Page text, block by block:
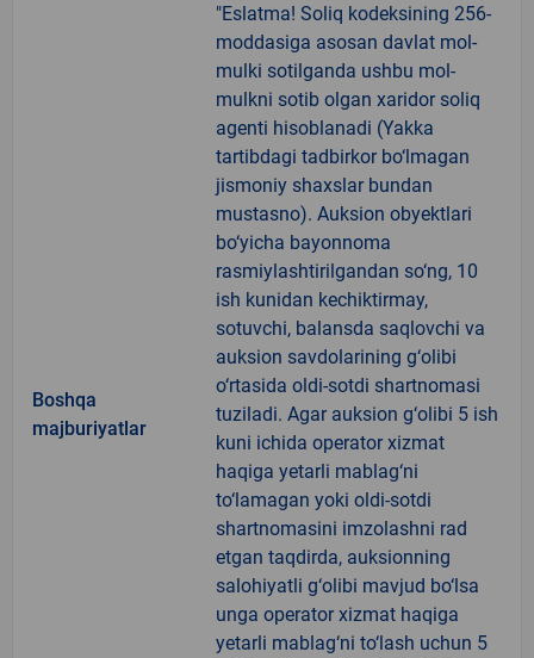
Boshqa
majburiyatlar
"Eslatma! Soliq kodeksining 256-
moddasiga asosan davlat mol-
mulki sotilganda ushbu mol-
mulkni sotib olgan xaridor soliq
agenti hisoblanadi (Yakka
tartibdagi tadbirkor bo‘lmagan
jismoniy shaxslar bundan
mustasno). Auksion obyektlari
bo‘yicha bayonnoma
rasmiylashtirilgandan so‘ng, 10
ish kunidan kechiktirmay,
sotuvchi, balansda saqlovchi va
auksion savdolarining g‘olibi
o‘rtasida oldi-sotdi shartnomasi
tuziladi. Agar auksion g‘olibi 5 ish
kuni ichida operator xizmat
haqiga yetarli mablag‘ni
to‘lamagan yoki oldi-sotdi
shartnomasini imzolashni rad
etgan taqdirda, auksionning
salohiyatli g‘olibi mavjud bo‘lsa
unga operator xizmat haqiga
yetarli mablag‘ni to‘lash uchun 5